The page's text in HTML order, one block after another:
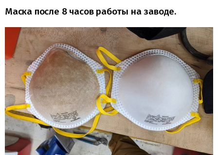
Маска после 8 часов работы на заводе.